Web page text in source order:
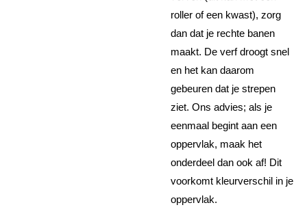
roller of een kwast), zorg
dan dat je rechte banen
maakt. De verf droogt snel
en het kan daarom
gebeuren dat je strepen
ziet. Ons advies; als je
eenmaal begint aan een
oppervlak, maak het
onderdeel dan ook af! Dit
voorkomt kleurverschil in je
oppervlak.